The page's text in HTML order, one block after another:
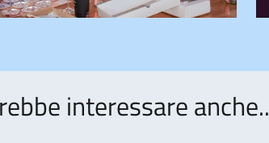
interessare anche..